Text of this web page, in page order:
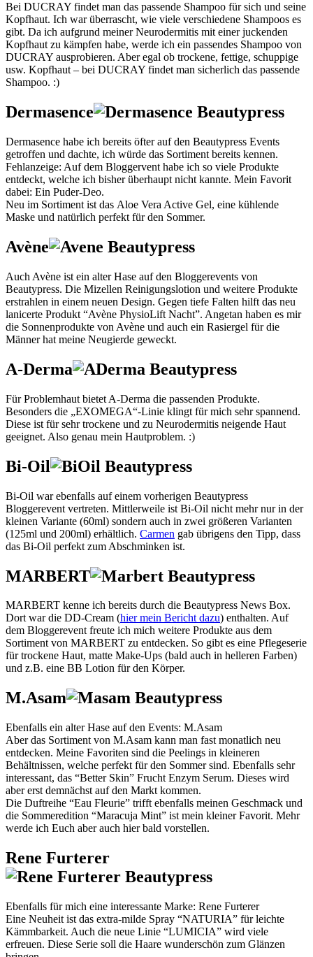
Bei DUCRAY findet man das passende Shampoo für sich und seine
Kopfhaut. Ich war überrascht, wie viele verschiedene Shampoos es
gibt. Da ich aufgrund meiner Neurodermitis mit einer juckenden
Kopfhaut zu kämpfen habe, werde ich ein passendes Shampoo von
DUCRAY ausprobieren. Aber egal ob trockene, fettige, schuppige
usw. Kopfhaut – bei DUCRAY findet man sicherlich das passende
Shampoo. :)
Dermasence
Dermasence habe ich bereits öfter auf den Beautypress Events
getroffen und dachte, ich würde das Sortiment bereits kennen.
Fehlanzeige: Auf dem Bloggervent habe ich so viele Produkte
entdeckt, welche ich bisher überhaupt nicht kannte. Mein Favorit
dabei: Ein Puder-Deo.
Neu im Sortiment ist das Aloe Vera Active Gel, eine kühlende
Maske und natürlich perfekt für den Sommer.
Avène
Auch Avène ist ein alter Hase auf den Bloggerevents von
Beautypress. Die Mizellen Reinigungslotion und weitere Produkte
erstrahlen in einem neuen Design. Gegen tiefe Falten hilft das neu
lanicerte Produkt “Avène PhysioLift Nacht”. Angetan haben es mir
die Sonnenprodukte von Avène und auch ein Rasiergel für die
Männer hat meine Neugierde geweckt.
A-Derma
Für Problemhaut bietet A-Derma die passenden Produkte.
Besonders die „EXOMEGA“-Linie klingt für mich sehr spannend.
Diese ist für sehr trockene und zu Neurodermitis neigende Haut
geeignet. Also genau mein Hautproblem. :)
Bi-Oil
Bi-Oil war ebenfalls auf einem vorherigen Beautypress
Bloggerevent vertreten. Mittlerweile ist Bi-Oil nicht mehr nur in der
kleinen Variante (60ml) sondern auch in zwei größeren Varianten
(125ml und 200ml) erhältlich. Carmen gab übrigens den Tipp, dass
das Bi-Oil perfekt zum Abschminken ist.
MARBERT
MARBERT kenne ich bereits durch die Beautypress News Box.
Dort war die DD-Cream (hier mein Bericht dazu) enthalten. Auf
dem Bloggerevent freute ich mich weitere Produkte aus dem
Sortiment von MARBERT zu entdecken. So gibt es eine Pflegeserie
für trockene Haut, matte Make-Ups (bald auch in helleren Farben)
und z.B. eine BB Lotion für den Körper.
M.Asam
Ebenfalls ein alter Hase auf den Events: M.Asam
Aber das Sortiment von M.Asam kann man fast monatlich neu
entdecken. Meine Favoriten sind die Peelings in kleineren
Behältnissen, welche perfekt für den Sommer sind. Ebenfalls sehr
interessant, das “Better Skin” Frucht Enzym Serum. Dieses wird
aber erst demnächst auf den Markt kommen.
Die Duftreihe “Eau Fleurie” trifft ebenfalls meinen Geschmack und
die Sommeredition “Maracuja Mint” ist mein kleiner Favorit. Mehr
werde ich Euch aber auch hier bald vorstellen.
Rene Furterer
Ebenfalls für mich eine interessante Marke: Rene Furterer
Eine Neuheit ist das extra-milde Spray “NATURIA” für leichte
Kämmbarkeit. Auch die neue Linie “LUMICIA” wird viele
erfreuen. Diese Serie soll die Haare wunderschön zum Glänzen